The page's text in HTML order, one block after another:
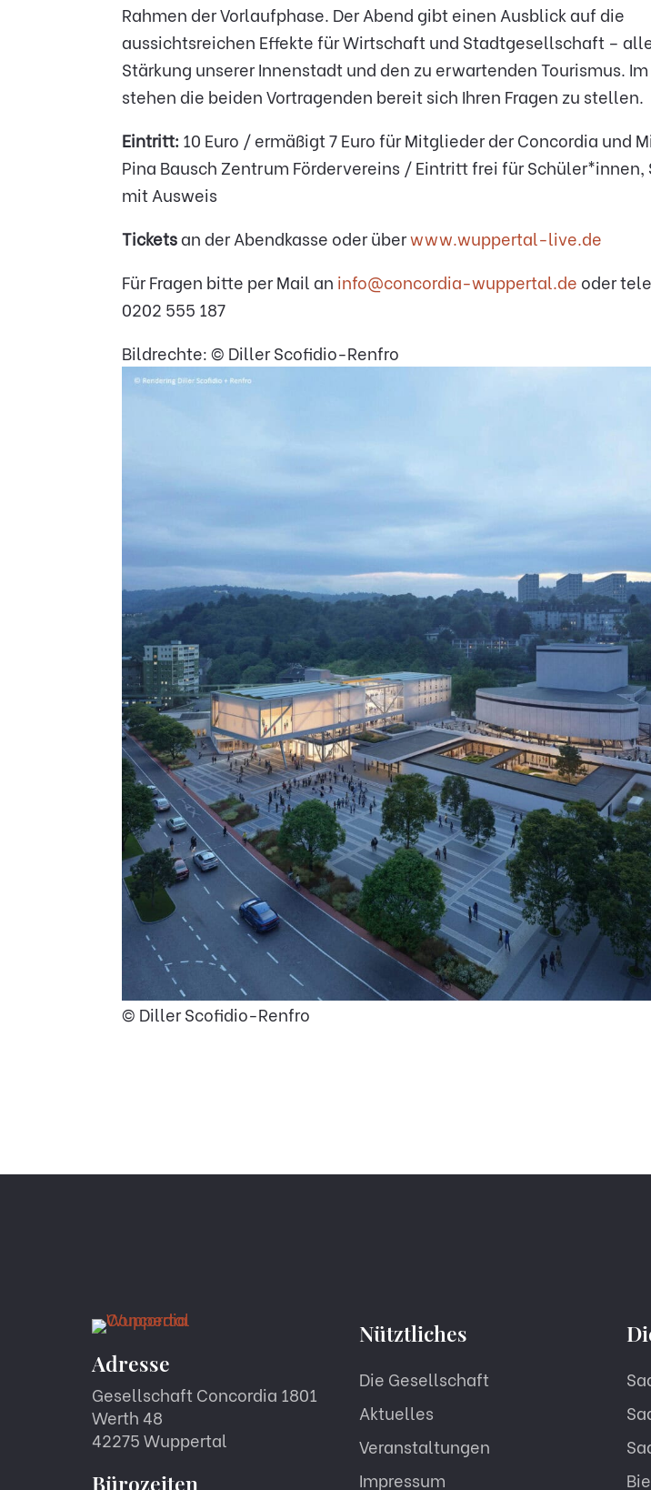
Rahmen der Vorlaufphase. Der Abend gibt einen Ausblick auf die
aussichtsreichen Effekte für Wirtschaft und Stadtgesellschaft –
Stärkung unserer Innenstadt und den zu erwartenden Tourismus.
stehen die beiden Vortragenden bereit sich Ihren Fragen zu stellen.
Eintritt: 10 Euro / ermäßigt 7 Euro für Mitglieder der Concordia und
Pina Bausch Zentrum Fördervereins / Eintritt frei für Schüler*innen,
mit Ausweis
Ticketsan der Abendkasse oder überwww.wuppertal-live.de
Für Fragen bitte per Mail an info@concordia-wuppertal.de oder
0202 555 187
Bildrechte: © Diller Scofidio-Renfro
© Diller Scofidio-Renfro
Adresse
Gesellschaft Concordia 1801
Werth 48
42275 Wuppertal
Bürozeiten
Nütztliches
Die Gesellschaft
Aktuelles
Veranstaltungen
Impressum